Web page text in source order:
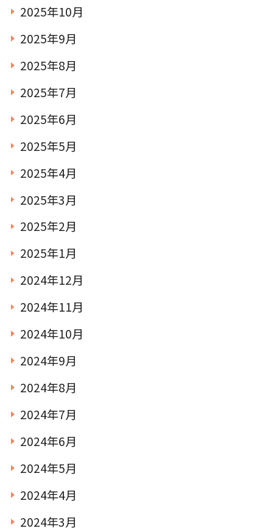
2025年10月
2025年9月
2025年8月
2025年7月
2025年6月
2025年5月
2025年4月
2025年3月
2025年2月
2025年1月
2024年12月
2024年11月
2024年10月
2024年9月
2024年8月
2024年7月
2024年6月
2024年5月
2024年4月
2024年3月